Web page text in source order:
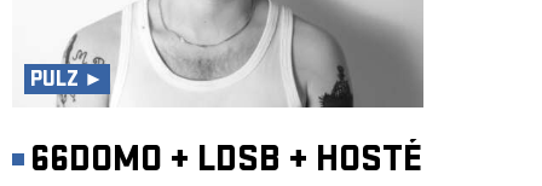
PULZ ►
66DOMO + LDSB + HOSTÉ